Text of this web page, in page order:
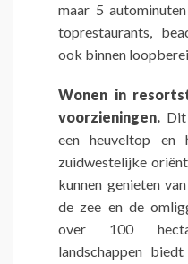
maar 5
toprestaurants,
ook binnen
Wonen in
voorzieningen.
een heuveltop en
zuidwestelijke
kunnen genieten
de zee en de
over 100
landschappen